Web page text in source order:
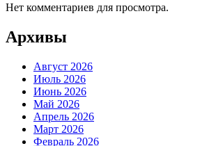
Нет комментариев для просмотра.
Архивы
Август 2026
Июль 2026
Июнь 2026
Май 2026
Апрель 2026
Март 2026
Февраль 2026